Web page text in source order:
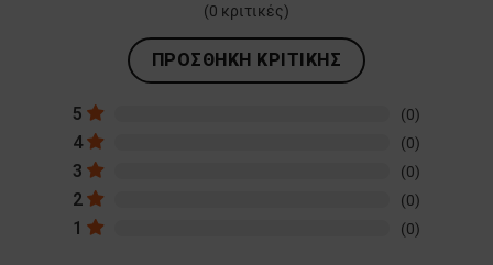
(0 κριτικές)
ΠΡΟΣΘΉΚΗ ΚΡΙΤΙΚΉΣ
5 (0)
4 (0)
3 (0)
2 (0)
1 (0)